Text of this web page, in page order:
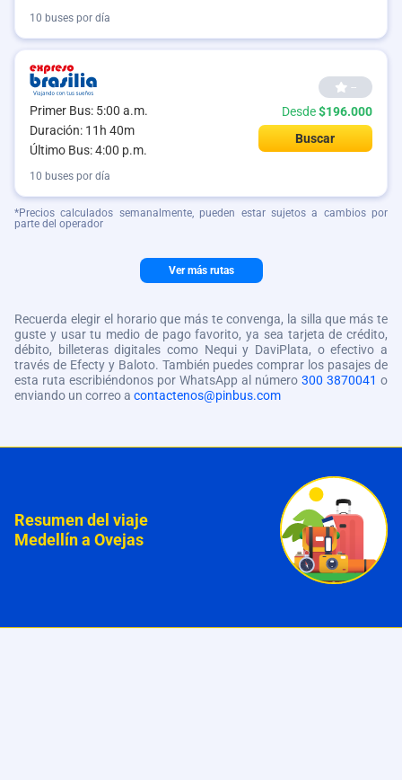
10 buses por día
Primer Bus: 5:00 a.m.
Duración: 11h 40m
Último Bus: 4:00 p.m.
--
Desde$196.000
Buscar
10 buses por día
*Precios calculados semanalmente, pueden estar sujetos a cambios por
parte del operador
Ver más rutas
Recuerda elegir el horario que más te convenga, la silla que más te
guste y usar tu medio de pago favorito, ya sea tarjeta de crédito,
débito, billeteras digitales como Nequi y DaviPlata, o efectivo a
través de Efecty y Baloto. También puedes comprar los pasajes de
esta ruta escribiéndonos por WhatsApp al número 300 3870041 o
enviando un correo a contactenos@pinbus.com
Resumen del viaje
Medellín a Ovejas